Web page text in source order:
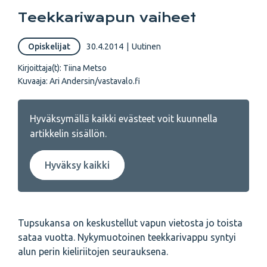
Teekkariwapun vaiheet
Opiskelijat 30.4.2014 Uutinen
Kirjoittaja(t): Tiina Metso
Kuvaaja: Ari Andersin/vastavalo.fi
Hyväksymällä kaikki evästeet voit kuunnella
artikkelin sisällön.
Hyväksy kaikki
Tupsukansa on keskustellut vapun vietosta jo toista
sataa vuotta. Nykymuotoinen teekkarivappu syntyi
alun perin kieliriitojen seurauksena.